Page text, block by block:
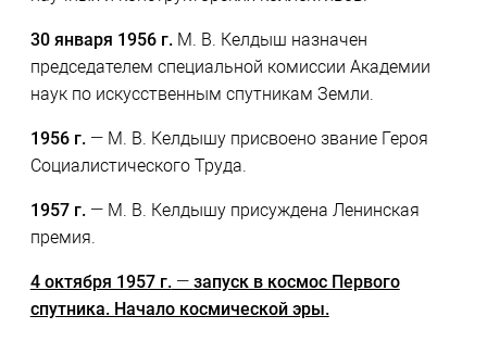
30 января 1956 г.М. В. Келдыш назначен
председателем специальной комиссии Академии
наук по искусственным спутникам Земли.
1956 г.— М. В. Келдышу присвоено звание Героя
Социалистического Труда.
1957 г.— М. В. Келдышу присуждена Ленинская
премия.
4 октября 1957 г.— запуск в космос Первого
спутника. Начало космической эры.